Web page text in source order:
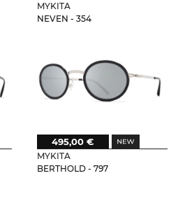
MYKITA
NEVEN - 354
MYKITA
BERTHOLD - 797
495,00 €